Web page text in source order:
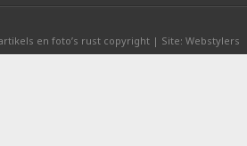
en foto’s rust copyright | Site: Webstylers